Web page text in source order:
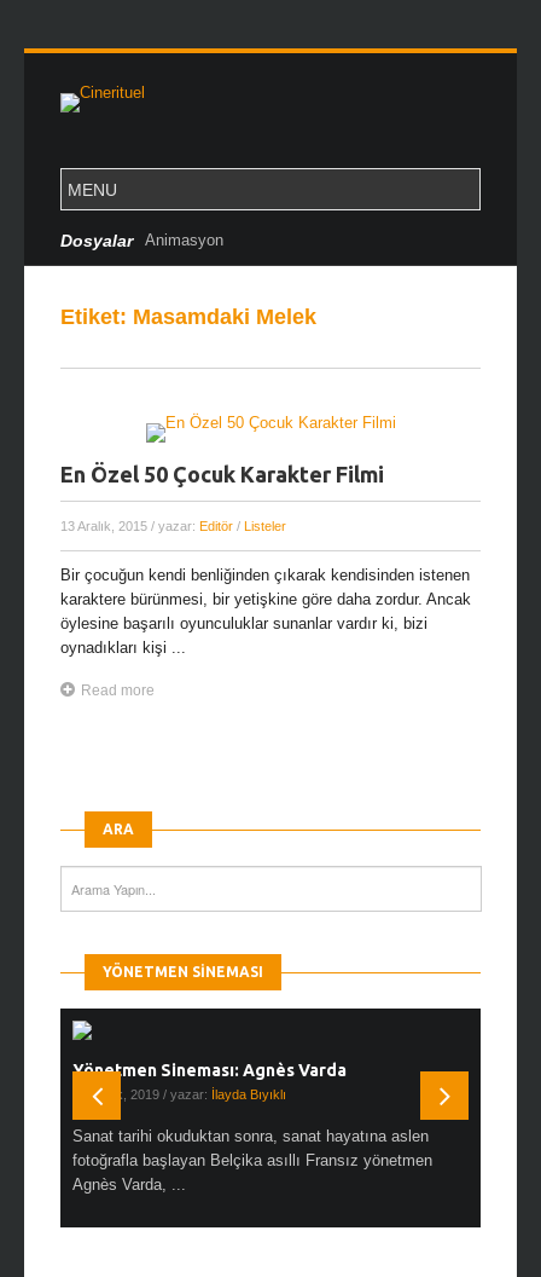
Dosyalar Animasyon
Etiket: Masamdaki Melek
En Özel 50 Çocuk Karakter Filmi
13 Aralık, 2015 / yazar: Editör / Listeler
Bir çocuğun kendi benliğinden çıkarak kendisinden istenen
karaktere bürünmesi, bir yetişkine göre daha zordur. Ancak
öylesine başarılı oyunculuklar sunanlar vardır ki, bizi
oynadıkları kişi ...
Read more
ARA
YÖNETMEN SINEMASI
Yönetmen Sineması: Agnès Varda
19 Ocak, 2019 / yazar: İlayda Bıyıklı
Sanat tarihi okuduktan sonra, sanat hayatına aslen
fotoğrafla başlayan Belçika asıllı Fransız yönetmen
Agnès Varda, ...